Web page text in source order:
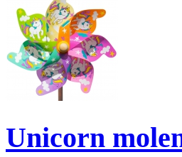
Unicorn